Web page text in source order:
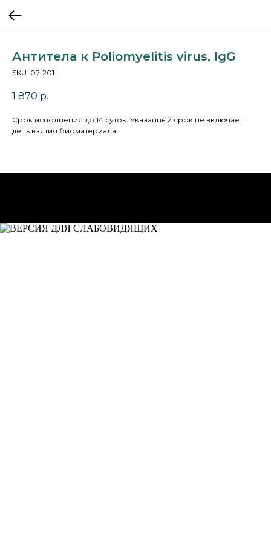
Антитела к Poliomyelitis virus, IgG
SKU: 07-201
1 870 р.
Cрок исполнения:до 14 суток. Указанный срок не включает
день взятия биоматериала